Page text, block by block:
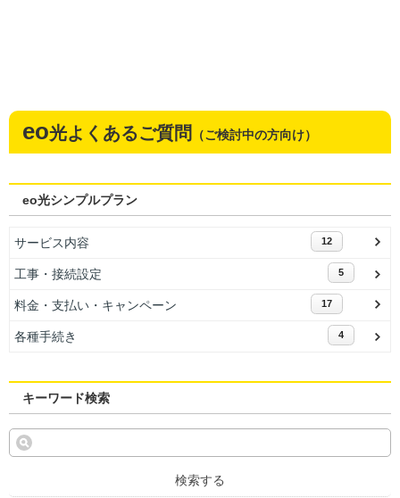
eo光よくあるご質問 （ご検討中の方向け）
eo光シンプルプラン
サービス内容 12
工事・接続設定 5
料金・支払い・キャンペーン 17
各種手続き 4
キーワード検索
検索する